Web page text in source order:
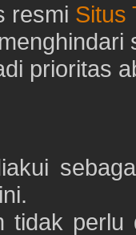
resmi Situs
prioritas
tidak